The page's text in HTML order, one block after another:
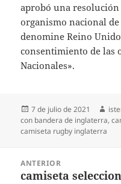
aprobó una
organismo nacional
denomine Reino
consentimiento de las
Nacionales».
Publicado
el
7 de julio de 2021
con bandera de inglaterra,
camiseta rugby inglaterra
ANTERIOR
Entrada
camiseta